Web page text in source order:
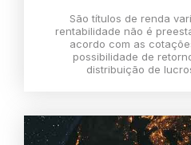
São títulos de renda
rentabilidade não é
acordo com as
possibilidade de
distribuição de